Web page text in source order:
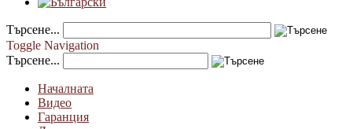
Търсене...
Toggle Navigation
Търсене...
Началната
Видео
Гаранция